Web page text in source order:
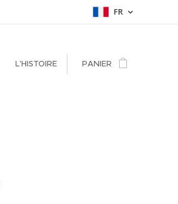
FR
L'HISTOIRE PANIER